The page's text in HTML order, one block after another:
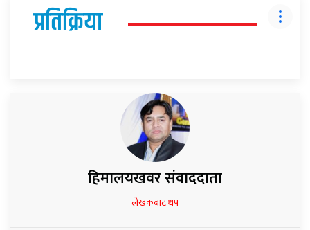
प्रतिक्रिया
हिमालयखवर संवाददाता
लेखकबाट थप